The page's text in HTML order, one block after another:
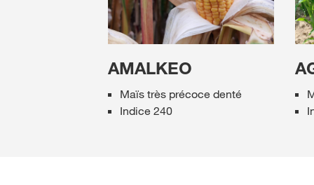
AMALKEO
Maïs très précoce denté
Indice 240